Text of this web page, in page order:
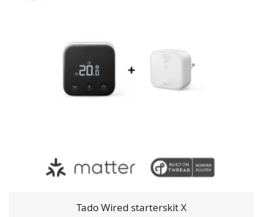
Tado Wired starterskit X